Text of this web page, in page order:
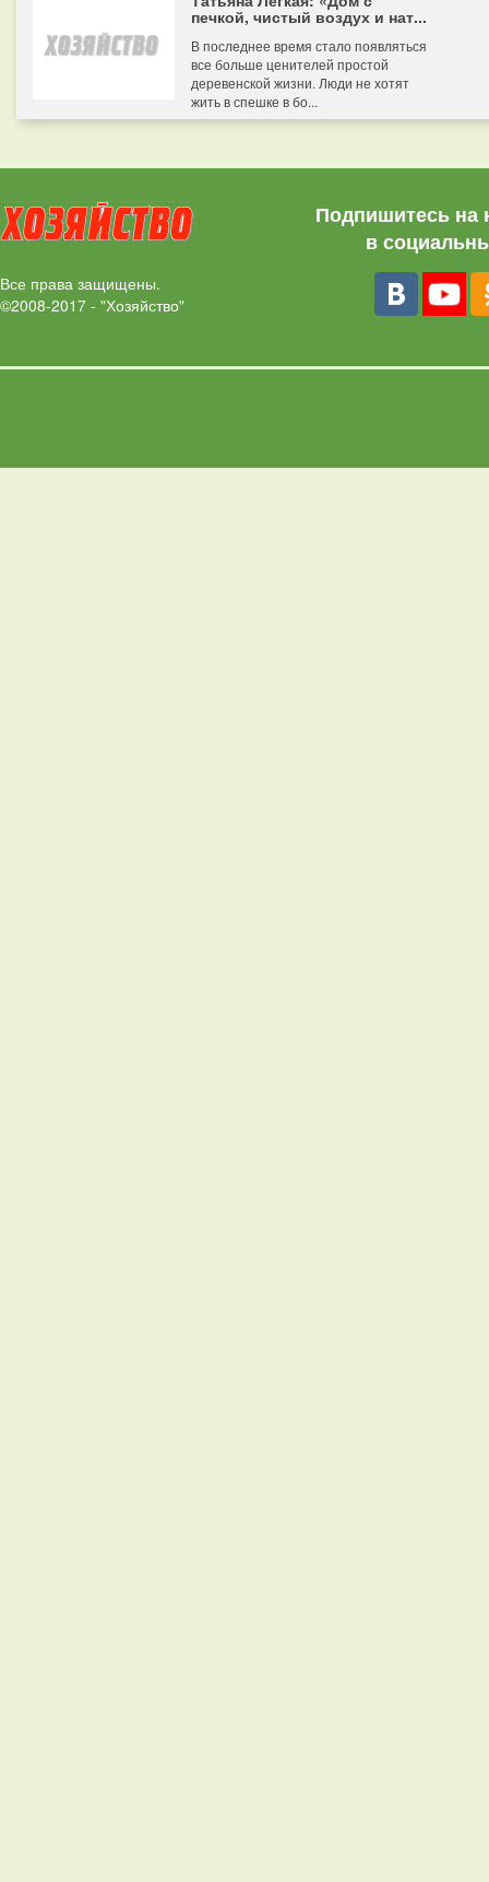
печкой, чистый воздух и нат...
В последнее время стало появляться
все больше ценителей простой
деревенской жизни. Люди не хотят
жить в спешке в бо...
Все права защищены.
©2008-2017 - "Хозяйство"
Подпишитесь на
в